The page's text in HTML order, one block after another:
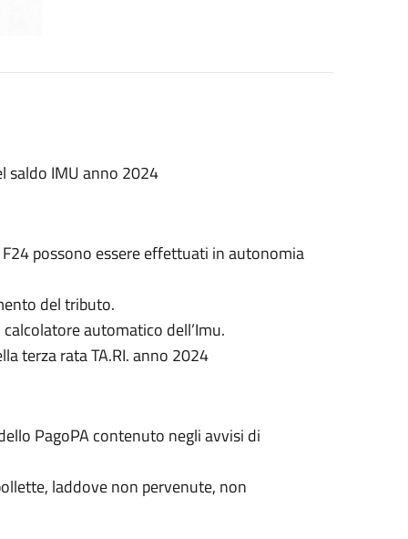
saldo IMU anno 2024
possono essere effettuati in autonomia
del tributo.
automatico dell’Imu.
terza rata TA.RI. anno 2024
PagoPA contenuto negli avvisi di
laddove non pervenute, non